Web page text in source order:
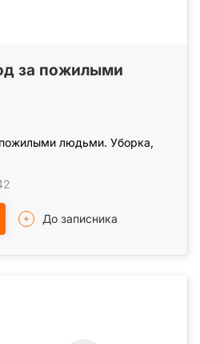
за пожилыми
людьми. Уборка,
До записника